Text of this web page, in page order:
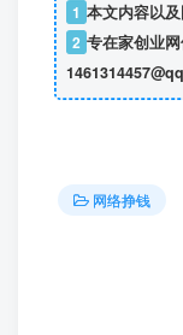
1 本文内容以
2 专在家创业
网络挣钱